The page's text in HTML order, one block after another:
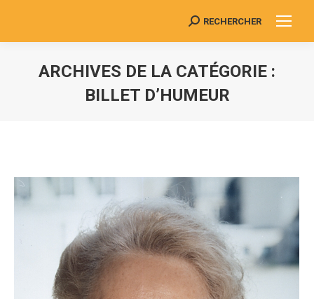
Search:
RECHERCHER
ARCHIVES DE LA CATÉGORIE :
BILLET D’HUMEUR